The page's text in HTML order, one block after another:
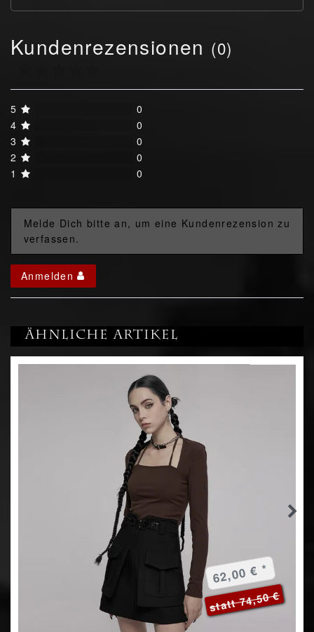
Kundenrezensionen (0)
5
0
4
0
3
0
2
0
1
0
Melde Dich bitte an, um eine Kundenrezension zu
verfassen.
Anmelden
Ähnliche Artikel
statt 74,50 €
62,00 € *